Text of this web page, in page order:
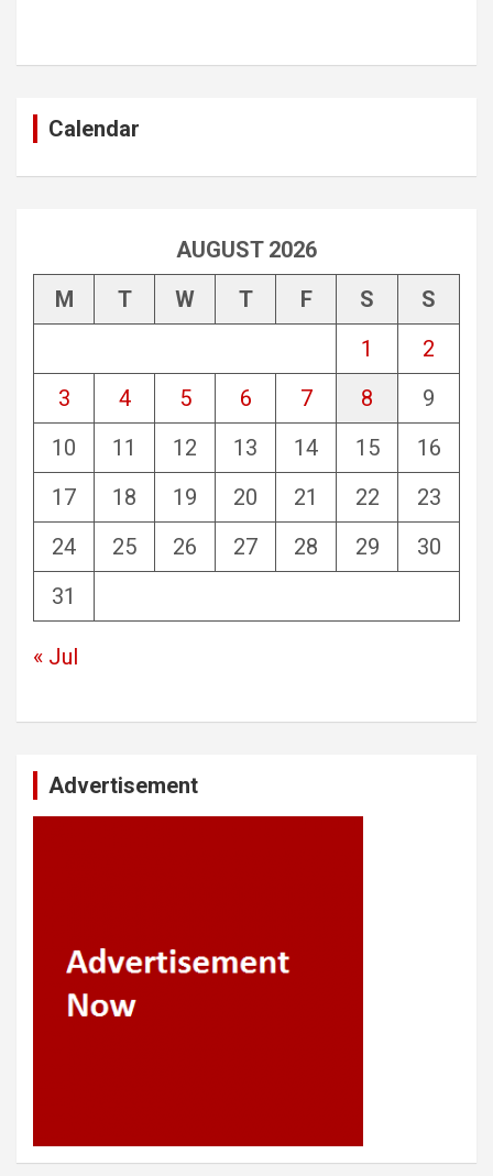
Calendar
AUGUST 2026
M
T W T F S
S
1
2
3
4 5 6 7 8
9
10
11 12 13 14 15
16
17
18 19 20 21 22
23
24
25 26 27 28 29
30
31
« Jul
Advertisement